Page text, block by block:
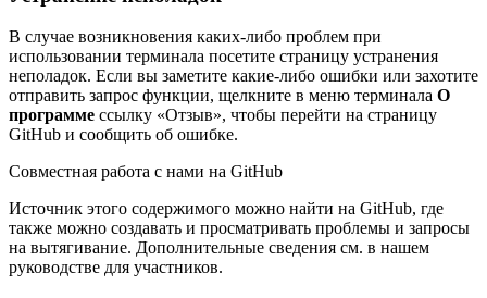
В случае возникновения каких-либо проблем при
использовании терминала посетите страницу устранения
неполадок. Если вы заметите какие-либо ошибки или захотите
отправить запрос функции, щелкните в меню терминала О
программе ссылку «Отзыв», чтобы перейти на страницу
GitHub и сообщить об ошибке.
Совместная работа с нами на GitHub
Источник этого содержимого можно найти на GitHub, где
также можно создавать и просматривать проблемы и запросы
на вытягивание. Дополнительные сведения см. в нашем
руководстве для участников.